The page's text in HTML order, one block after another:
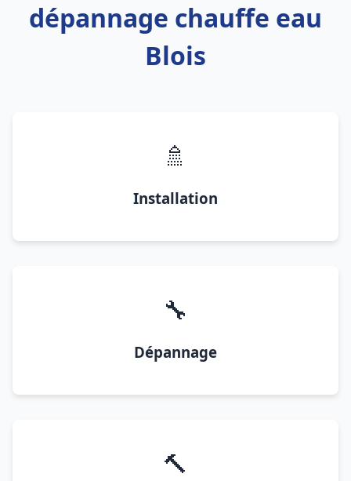
dépannage chauffe eau
Blois
🚿
Installation
🔧
Dépannage
🔨